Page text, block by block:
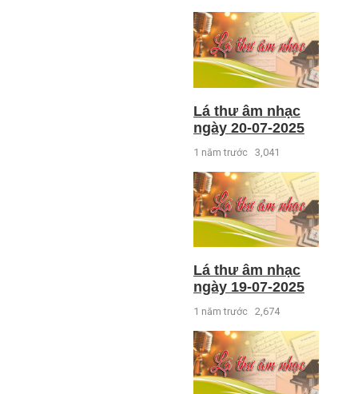
Lá thư âm nhạc
ngày 20-07-2025
1 năm trước 3,041
Lá thư âm nhạc
ngày 19-07-2025
1 năm trước 2,674